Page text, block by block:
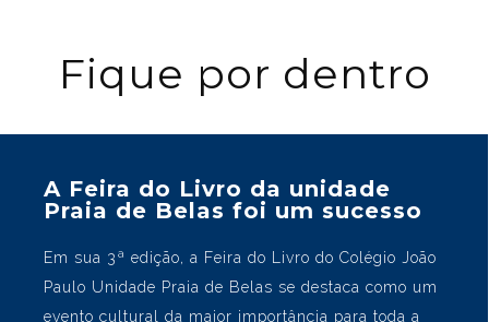
que eles podem ter em termos de educação e ensino.”
Caetano Guido de Oliveira – 2º ano
Fique por dentro